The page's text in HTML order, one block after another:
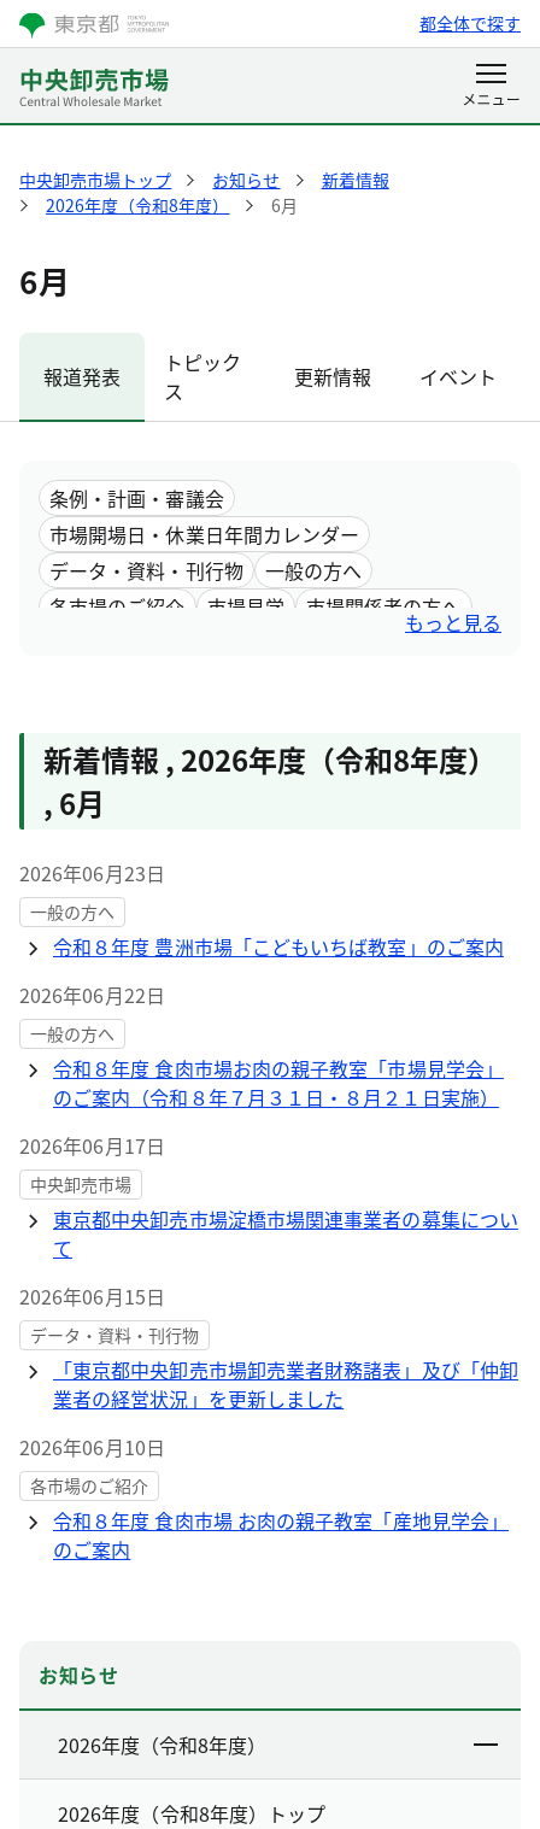
都全体で探す
中央卸売市場トップ お知らせ
新着情報
2026年度（令和8年度）
6月
6月
報道発表
トピック
ス
更新情報 イベント
条例・計画・審議会
市場開場日・休業日年間カレンダー
データ・資料・刊行物
一般の方へ
各市場のご紹介
市場見学
市場関係者の方へ
もっと見る
新着情報 , 2026年度（令和8年度）
, 6月
2026年06月23日
一般の方へ
令和８年度 豊洲市場「こどもいちば教室」のご案内
2026年06月22日
一般の方へ
令和８年度 食肉市場お肉の親子教室「市場見学会」
のご案内（令和８年７月３１日・８月２１日実施）
2026年06月17日
中央卸売市場
東京都中央卸売市場淀橋市場関連事業者の募集につい
て
2026年06月15日
データ・資料・刊行物
「東京都中央卸売市場卸売業者財務諸表」及び「仲卸
業者の経営状況」を更新しました
2026年06月10日
各市場のご紹介
令和８年度 食肉市場 お肉の親子教室「産地見学会」
のご案内
お知らせ
2026年度（令和8年度）
2026年度（令和8年度）トップ